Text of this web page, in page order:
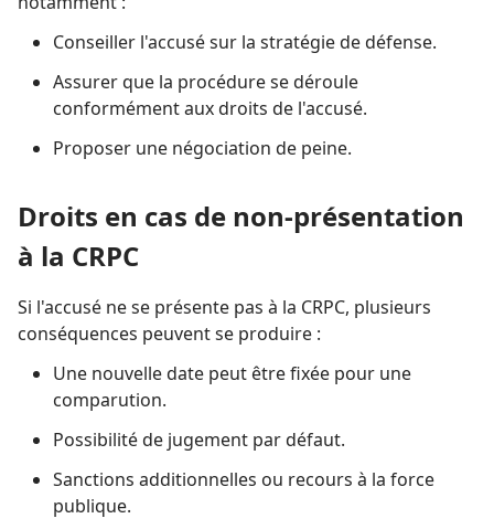
Conseiller l'accusé sur la stratégie de défense.
Assurer que la procédure se déroule
conformément aux droits de l'accusé.
Proposer une négociation de peine.
Droits en cas de non-présentation
à la CRPC
Si l'accusé ne se présente pas à la CRPC, plusieurs
conséquences peuvent se produire :
Une nouvelle date peut être fixée pour une
comparution.
Possibilité de jugement par défaut.
Sanctions additionnelles ou recours à la force
publique.